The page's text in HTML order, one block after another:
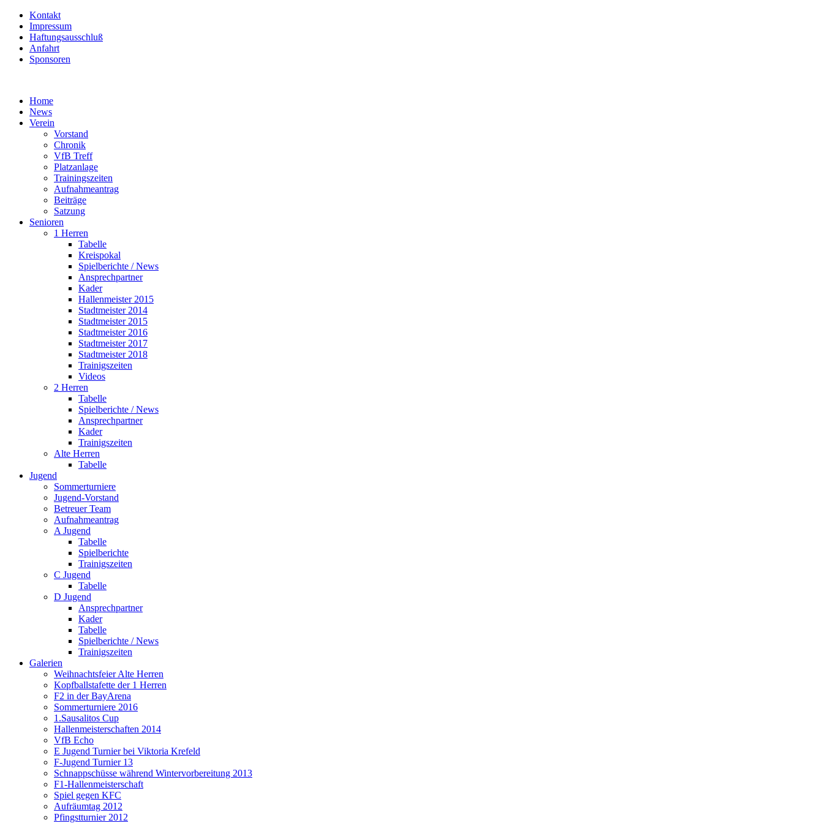
Kontakt
Impressum
Haftungsausschluß
Anfahrt
Sponsoren
Home
News
Verein
Vorstand
Chronik
VfB Treff
Platzanlage
Trainingszeiten
Aufnahmeantrag
Beiträge
Satzung
Senioren
1 Herren
Tabelle
Kreispokal
Spielberichte / News
Ansprechpartner
Kader
Hallenmeister 2015
Stadtmeister 2014
Stadtmeister 2015
Stadtmeister 2016
Stadtmeister 2017
Stadtmeister 2018
Trainigszeiten
Videos
2 Herren
Tabelle
Spielberichte / News
Ansprechpartner
Kader
Trainigszeiten
Alte Herren
Tabelle
Jugend
Sommerturniere
Jugend-Vorstand
Betreuer Team
Aufnahmeantrag
A Jugend
Tabelle
Spielberichte
Trainigszeiten
C Jugend
Tabelle
D Jugend
Ansprechpartner
Kader
Tabelle
Spielberichte / News
Trainigszeiten
Galerien
Weihnachtsfeier Alte Herren
Kopfballstafette der 1 Herren
F2 in der BayArena
Sommerturniere 2016
1.Sausalitos Cup
Hallenmeisterschaften 2014
VfB Echo
E Jugend Turnier bei Viktoria Krefeld
F-Jugend Turnier 13
Schnappschüsse während Wintervorbereitung 2013
F1-Hallenmeisterschaft
Spiel gegen KFC
Aufräumtag 2012
Pfingstturnier 2012